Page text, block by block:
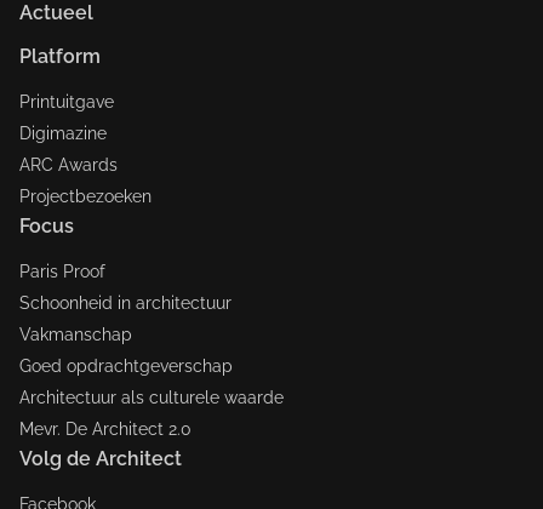
Actueel
Platform
Printuitgave
Digimazine
ARC Awards
Projectbezoeken
Focus
Paris Proof
Schoonheid in architectuur
Vakmanschap
Goed opdrachtgeverschap
Architectuur als culturele waarde
Mevr. De Architect 2.0
Volg de Architect
Facebook